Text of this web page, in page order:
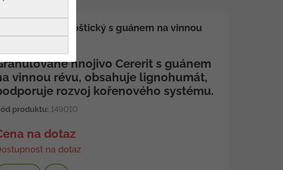
Cererit - 2,5 kg hoštický s guánem na vinnou
hnojivo Cererit s guánem
vinnou révu, obsahuje lignohumát,
rozvoj kořenového systému.
produktu: 149010
na dotaz
na dotaz